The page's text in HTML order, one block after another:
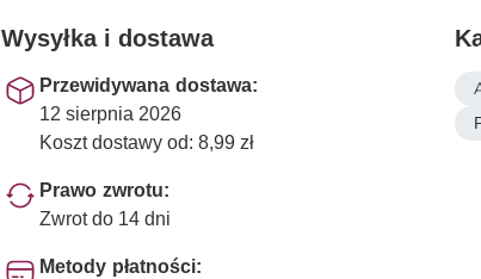
Wysyłka i dostawa
Przewidywana dostawa:
12 sierpnia 2026
Koszt dostawy od: 8,99 zł
Prawo zwrotu:
Zwrot do 14 dni
Metody płatności: